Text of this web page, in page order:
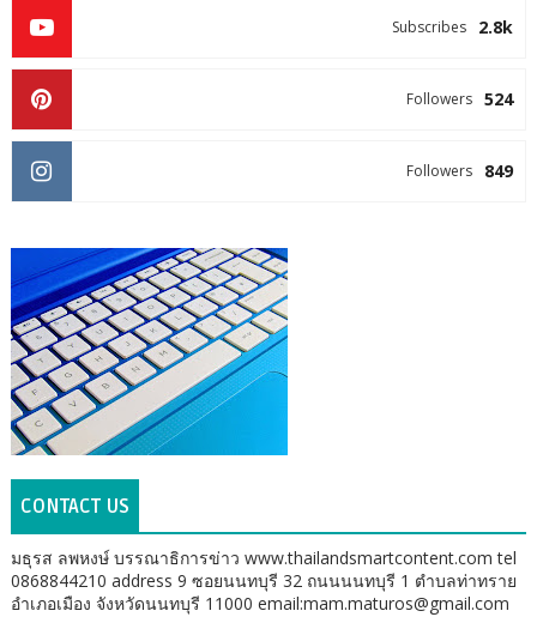
2.8k
Subscribes
524
Followers
849
Followers
CONTACT US
มธุรส ลพหงษ์ บรรณาธิการข่าว www.thailandsmartcontent.com tel
0868844210 address 9 ซอยนนทบุรี 32 ถนนนนทบุรี 1 ตำบลท่าทราย
อำเภอเมือง จังหวัดนนทบุรี 11000 email:mam.maturos@gmail.com